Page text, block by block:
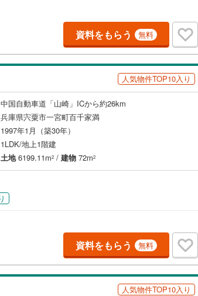
資料をもらう 無料
人気物件TOP10入り
中国自動車道「山崎」ICから約26km
兵庫県宍粟市一宮町百千家満
1997年1月（築30年）
1LDK/地上1階建
土地6199.11m2 / 建物 72m2
資料をもらう 無料
人気物件TOP10入り
佐用郡佐用町(2 )
角地（0）
以上
対面キッチン
ど